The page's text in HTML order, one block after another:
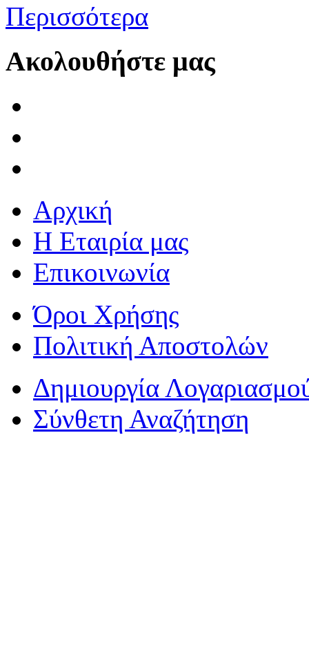
Περισσότερα
Ακολουθήστε μας
Αρχική
Η Εταιρία μας
Επικοινωνία
Όροι Χρήσης
Πολιτική Αποστολών
Δημιουργία
Σύνθετη Αναζήτηση